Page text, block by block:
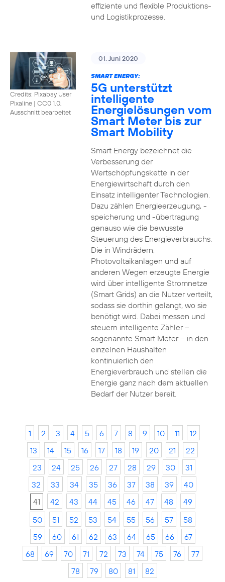
effiziente und flexible Produktions-
und Logistikprozesse.
Credits: Pixabay User
Pixaline | CC0 1.0,
Ausschnitt bearbeitet
01. Juni 2020
SMART ENERGY:
5G unterstützt
intelligente
Energielösungen vom
Smart Meter bis zur
Smart Mobility
Smart Energy bezeichnet die
Verbesserung der
Wertschöpfungskette in der
Energiewirtschaft durch den
Einsatz intelligenter Technologien.
Dazu zählen Energieerzeugung, -
speicherung und -übertragung
genauso wie die bewusste
Steuerung des Energieverbrauchs.
Die in Windrädern,
Photovoltaikanlagen und auf
anderen Wegen erzeugte Energie
wird über intelligente Stromnetze
(Smart Grids) an die Nutzer verteilt,
sodass sie dorthin gelangt, wo sie
benötigt wird. Dabei messen und
steuern intelligente Zähler –
sogenannte Smart Meter – in den
einzelnen Haushalten
kontinuierlich den
Energieverbrauch und stellen die
Energie ganz nach dem aktuellen
Bedarf der Nutzer bereit.
1 2 3 4 5 6 7 8 9 10 11
12
13
14 15 16 17 18 19 20 21
22
23
24 25 26 27 28 29 30
31
32
33 34 35 36 37 38 39
40
41
42 43 44 45 46 47 48
49
50
51 52 53 54 55 56 57
58
59
60 61 62 63 64 65 66
67
68
69 70 71 72 73 74 75 76
77
78
79 80 81 82